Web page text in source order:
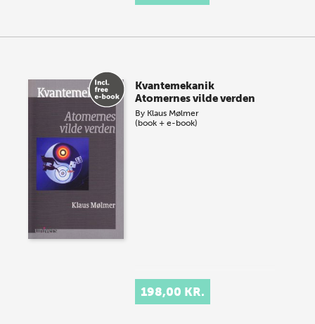
Kvantemekanik
Atomernes vilde verden
By Klaus Mølmer
(book + e-book)
198,00 KR.